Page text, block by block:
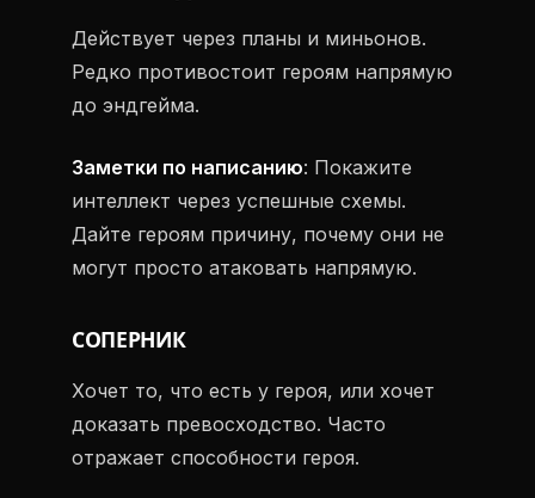
Действует через планы и миньонов.
Редко противостоит героям напрямую
до эндгейма.
Заметки по написанию: Покажите
интеллект через успешные схемы.
Дайте героям причину, почему они не
могут просто атаковать напрямую.
СОПЕРНИК
Хочет то, что есть у героя, или хочет
доказать превосходство. Часто
отражает способности героя.